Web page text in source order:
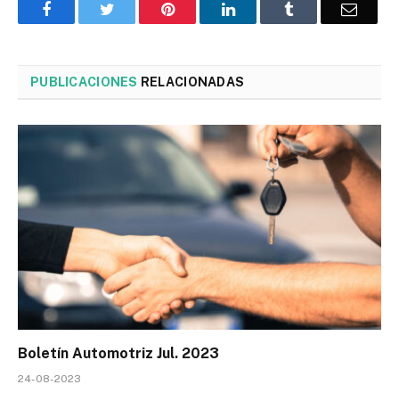
FacebookTwitter Pinterest LinkedInTumblr
PUBLICACIONES RELACIONADAS
Boletín Automotriz Jul. 2023
24-08-2023